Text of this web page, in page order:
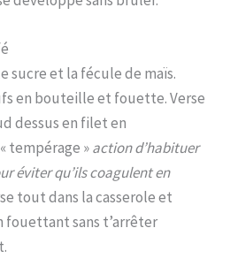
sucre et la fécule de maïs.
en bouteille et fouette. Verse
dessus en filet en
tempérage »action d’habituer
éviter qu’ils coagulent en
tout dans la casserole et
fouettant sans t’arrêter